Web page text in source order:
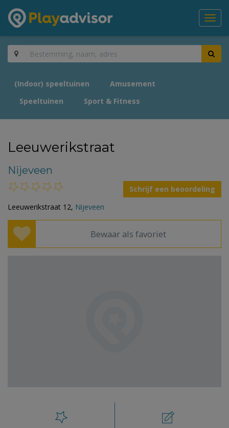
(Indoor) speeltuinen
Amusement
Speeltuinen
Sport & Fitness
Leeuwerikstraat
Nijeveen
Schrijf een beoordeling
Leeuwerikstraat 12, Nijeveen
Bewaar als favoriet